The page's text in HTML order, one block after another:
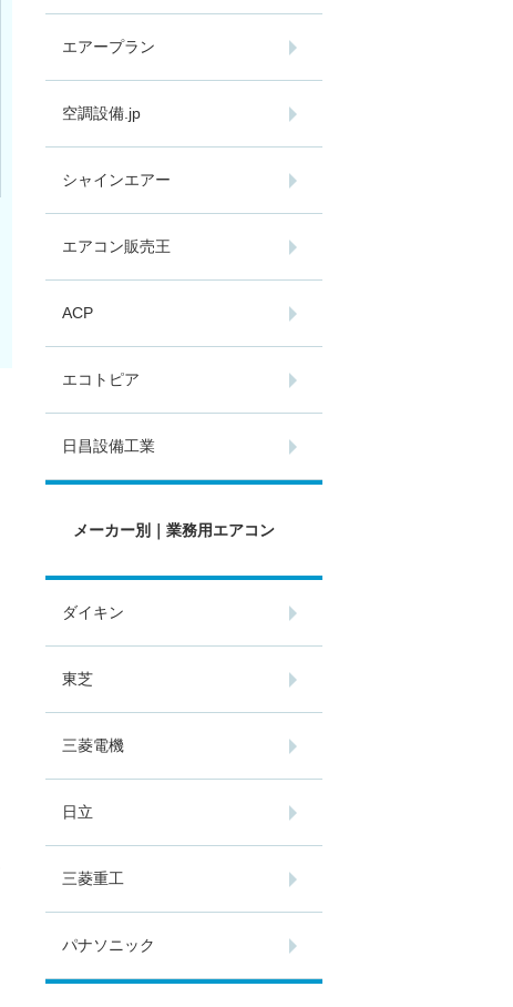
エアープラン
空調設備.jp
シャインエアー
エアコン販売王
ACP
エコトピア
日昌設備工業
メーカー別｜業務用エアコン
ダイキン
東芝
三菱電機
日立
三菱重工
パナソニック